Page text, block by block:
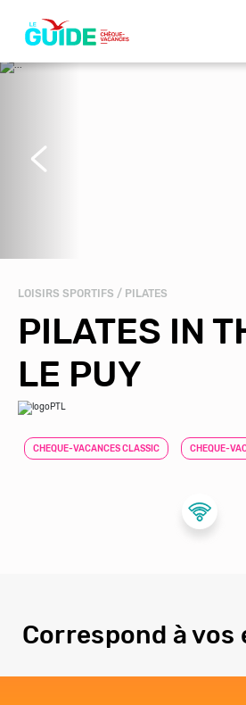
contenu
principal
LOISIRS SPORTIFS / PILATES
PILATES IN
LE PUY
CHEQUE-VACANCES CLASSIC CHEQUE-
Précédent
Correspond à vos